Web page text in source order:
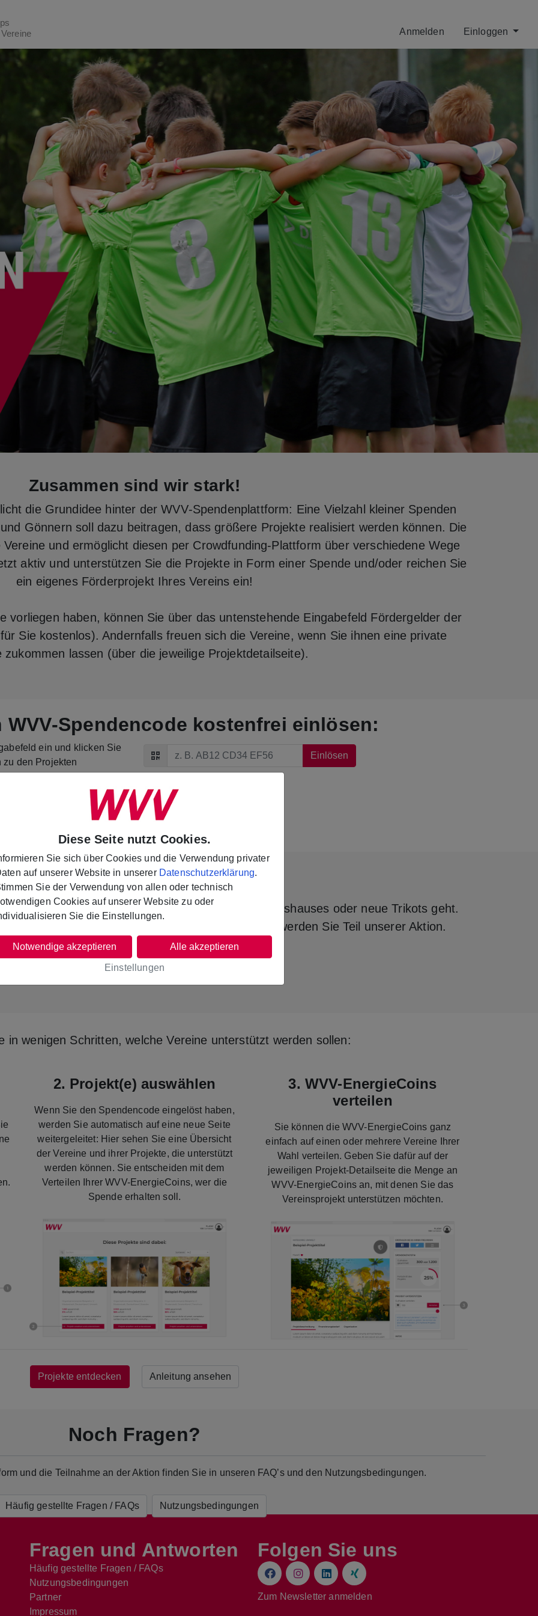
Diese Seite nutzt Cookies.
Sie sich über Cookies und die Verwendung privater
auf unserer Website in unserer Datenschutzerklärung.
Sie der Verwendung von allen oder technisch
Cookies auf unserer Website zu oder
Sie die Einstellungen.
Notwendige akzeptieren Alle akzeptieren
Einstellungen
Anmelden Einloggen
Zusammen sind wir stark!
die Grundidee hinter der WVV‑Spendenplattform: Eine Vielzahl kleiner Spenden
Gönnern soll dazu beitragen, dass größere Projekte realisiert werden können. Die
und ermöglicht diesen per Crowdfunding‑Plattform über verschiedene Wege
aktiv und unterstützen Sie die Projekte in Form einer Spende und/oder reichen Sie
ein eigenes Förderprojekt Ihres Vereins ein!
vorliegen haben, können Sie über das untenstehende Eingabefeld Fördergelder der
Sie kostenlos). Andernfalls freuen sich die Vereine, wenn Sie ihnen eine private
zukommen lassen (über die jeweilige Projektdetailseite).
kostenfrei einlösen:
ein und klicken Sie
den Projekten
verteilen
Code einlösen
Code einlösen
Einlösen
Auch Ihr Verein kann dabei sein!
die längst fällige Renovierung des Vereinshauses oder neue Trikots geht.
Region. Reichen Sie einfach Ihr Projekt ein und werden Sie Teil unserer Aktion.
Jetzt Projekt einreichen
in wenigen Schritten, welche Vereine unterstützt werden sollen:
2. Projekt(e) auswählen
Wenn Sie den Spendencode eingelöst haben,
werden Sie automatisch auf eine neue Seite
weitergeleitet: Hier sehen Sie eine Übersicht
der Vereine und ihrer Projekte, die unterstützt
werden können. Sie entscheiden mit dem
Verteilen Ihrer WVV-EnergieCoins, wer die
Spende erhalten soll.
3. WVV-EnergieCoins
verteilen
Sie können die WVV-EnergieCoins ganz
einfach auf einen oder mehrere Vereine Ihrer
Wahl verteilen. Geben Sie dafür auf der
jeweiligen Projekt-Detailseite die Menge an
WVV-EnergieCoins an, mit denen Sie das
Vereinsprojekt unterstützen möchten.
Projekte entdecken Anleitung ansehen
Noch Fragen?
und die Teilnahme an der Aktion finden Sie in unseren FAQ’s und den Nutzungsbedingungen.
Häufig gestellte Fragen / FAQs Nutzungsbedingungen
Fragen und Antworten
Häufig gestellte Fragen / FAQs
Nutzungsbedingungen
Partner
Impressum
Folgen Sie uns
Zum Newsletter anmelden